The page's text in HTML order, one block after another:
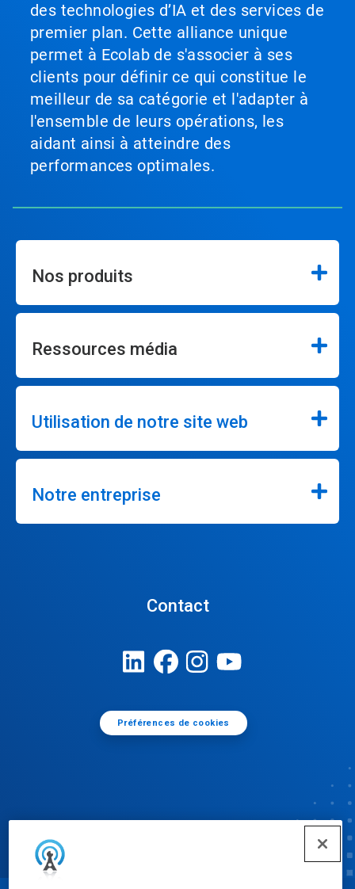
des technologies d’IA et des services de
premier plan. Cette alliance unique
permet à Ecolab de s'associer à ses
clients pour définir ce qui constitue le
meilleur de sa catégorie et l'adapter à
l'ensemble de leurs opérations, les
aidant ainsi à atteindre des
performances optimales.
Nos produits
Ressources média
Utilisation de notre site web
Notre entreprise
Contact
Préférences de cookies